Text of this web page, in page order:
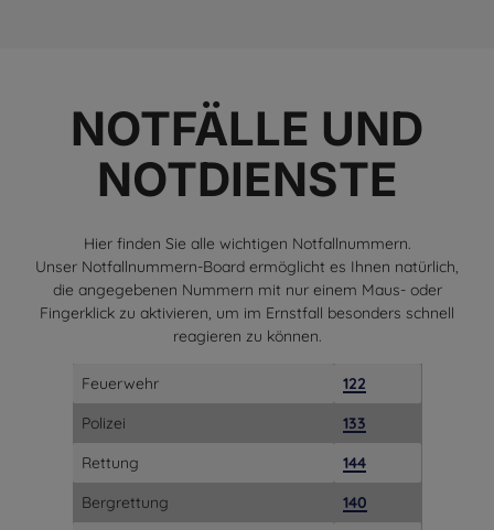
NOTFÄLLE UND
NOTDIENSTE
Hier finden Sie alle wichtigen Notfallnummern.
Unser Notfallnummern-Board ermöglicht es Ihnen natürlich,
die angegebenen Nummern mit nur einem Maus- oder
Fingerklick zu aktivieren, um im Ernstfall besonders schnell
reagieren zu können.
Feuerwehr
122
Polizei
133
Rettung
144
Bergrettung
140